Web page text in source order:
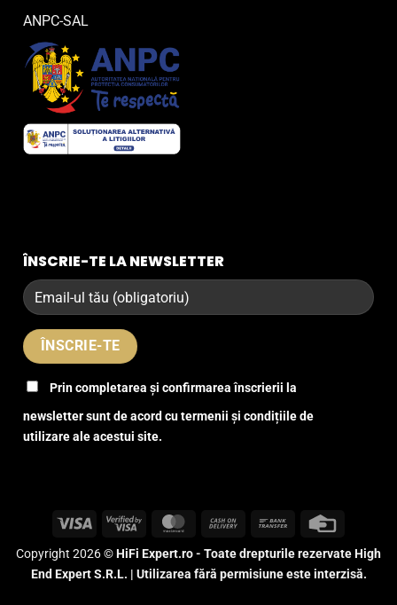
ANPC-SAL
ÎNSCRIE-TE LA NEWSLETTER
Prin completarea și confirmarea înscrierii la
newsletter sunt de acord cu termenii și condițiile de
utilizare ale acestui site.
Visa
Visa
MasterCardCash
Delivery
Bank
Copyright 2026 ©HiFi Expert.ro - Toate drepturile rezervate High
End Expert S.R.L. | Utilizarea fără permisiune este interzisă.